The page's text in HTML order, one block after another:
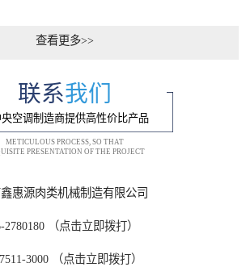
查看更多>>
联系我们
央空调制造商提供高性价比产品
METICULOUS PROCESS, SO THAT
PRESENTATION OF THE PROJECT
惠源肉类机械制造有限公司
2780180 （点击立即拨打）
3000 （点击立即拨打）